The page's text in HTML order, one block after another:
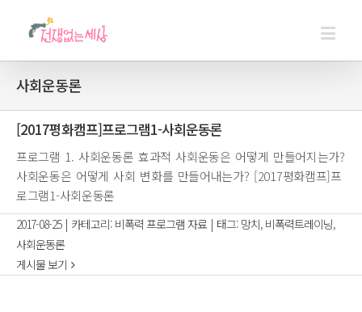
사회운동론
[2017평화캠프]프로그램1-사회운동론
프로그램 1. 사회운동론 효과적 사회운동은 어떻게 만들어지는가?
사회운동은 어떻게 사회 변화를 만들어내는가? [2017평화캠프]프
로그램1-사회운동론
2017-08-25 | 카테고리: 비폭력 프로그램 자료 | 태그: 망치, 비폭력트레이닝,
사회운동론
게시물 보기